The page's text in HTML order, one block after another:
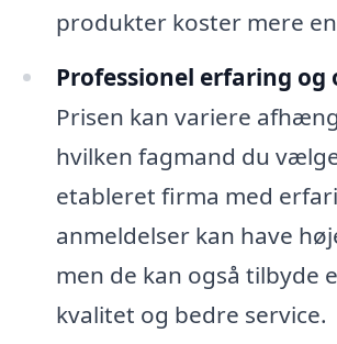
produkter koster mere
Professionel erfaring og
Prisen kan variere
hvilken fagmand du
etableret firma med
anmeldelser kan have
men de kan også tilbyde
kvalitet og bedre service.